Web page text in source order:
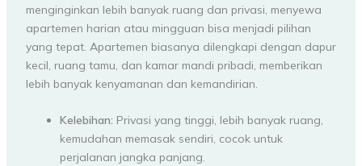
menginginkan lebih banyak ruang dan privasi, menyewa
apartemen harian atau mingguan bisa menjadi pilihan
yang tepat. Apartemen biasanya dilengkapi dengan dapur
kecil, ruang tamu, dan kamar mandi pribadi, memberikan
lebih banyak kenyamanan dan kemandirian.
Kelebihan: Privasi yang tinggi, lebih banyak ruang,
kemudahan memasak sendiri, cocok untuk
perjalanan jangka panjang.